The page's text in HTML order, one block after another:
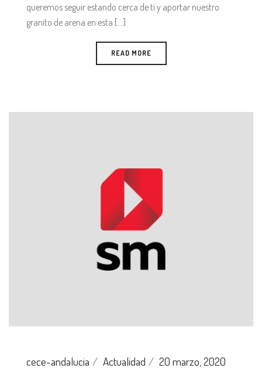
queremos seguir estando cerca de ti y aportar nuestro
granito de arena en esta [...]
READ MORE
cece-andalucia Actualidad 20 marzo, 2020